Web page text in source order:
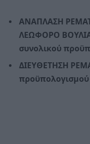
ΑΝΑΠΛΑΣΗ
ΛΕΩΦΟΡΟ
συνολικού
ΔΙΕΥΘΕΤΗΣΗ